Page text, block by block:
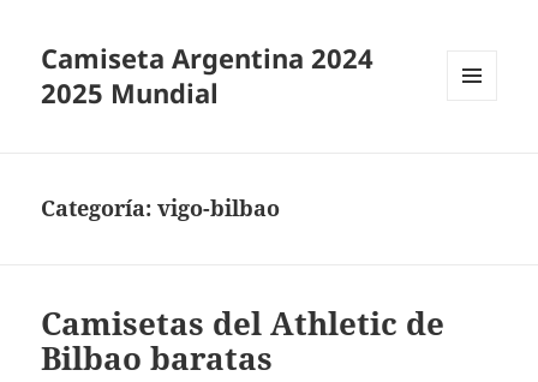
Camiseta Argentina 2024
2025 Mundial
Categoría:vigo-bilbao
Camisetas del Athletic de
Bilbao baratas